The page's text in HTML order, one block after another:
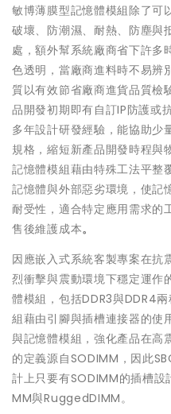
敏博薄膜型記憶體模組除了可
破壞、防潮濕、耐熱、防塵與
處，額外幫系統廠商省下許多
色透明，當廠商進料時不易辨
質以有效節省廠商進貨品質檢
品開發初期即有自訂IP防護或
多年設計研發經驗，能協助少
規格，縮短新產品開發時程與
記憶體模組藉由特殊工法平整
記憶體與外部惡劣環境，使記
耐受性，適合特定應用需求的
售後維護成本。
因應嵌入式系統客製專案在抗
烈衝擊與震動環境下穩定運
體模組，包括DDR3與DDR4
組藉由引腳與插槽連接器的使
與記憶體模組，強化產品在高
的定義源自SODIMM，因此
計上只要有SODIMM的插槽設
MM與RuggedDIMM。